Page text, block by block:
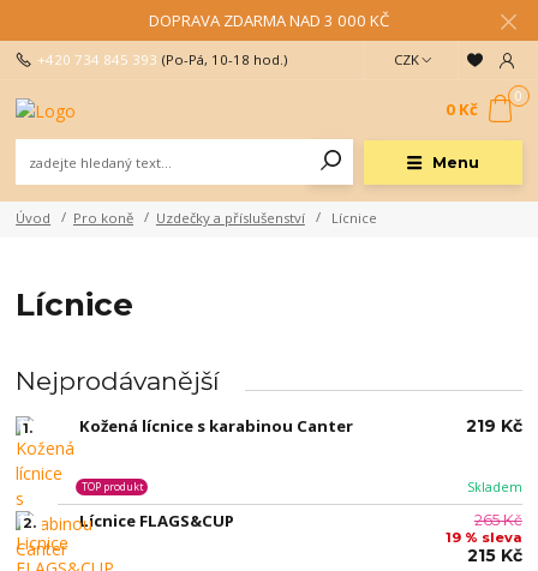
DOPRAVA ZDARMA NAD 3 000 KČ
Menu
CZK
+420 734 845 393 (Po-Pá, 10-18 hod.)
0
0 Kč
Úvod Pro koně Uzdečky a příslušenství Lícnice
Lícnice
Nejprodávanější
1. Kožená lícnice s karabinou Canter
Skladem
TOP produkt
219 Kč
2. Lícnice FLAGS&CUP 265 Kč
19 % sleva
215 Kč